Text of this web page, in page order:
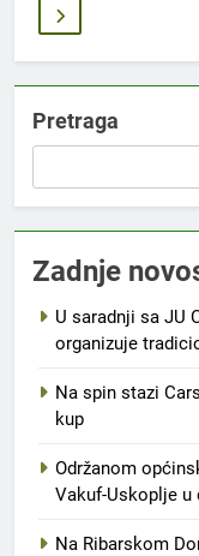
Pretraga
Zadnje
U saradnji sa JU
organizuje
Na spin stazi
kup
Održanom
Vakuf-Uskoplje
Na Ribarskom